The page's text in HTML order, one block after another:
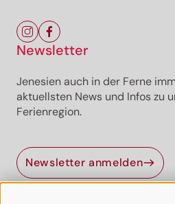
Newsletter
Jenesien auch in der Ferne
aktuellsten News und Infos zu
Ferienregion.
Newsletter anmelden
Jenesien-
Jenesien auch in der Ferne